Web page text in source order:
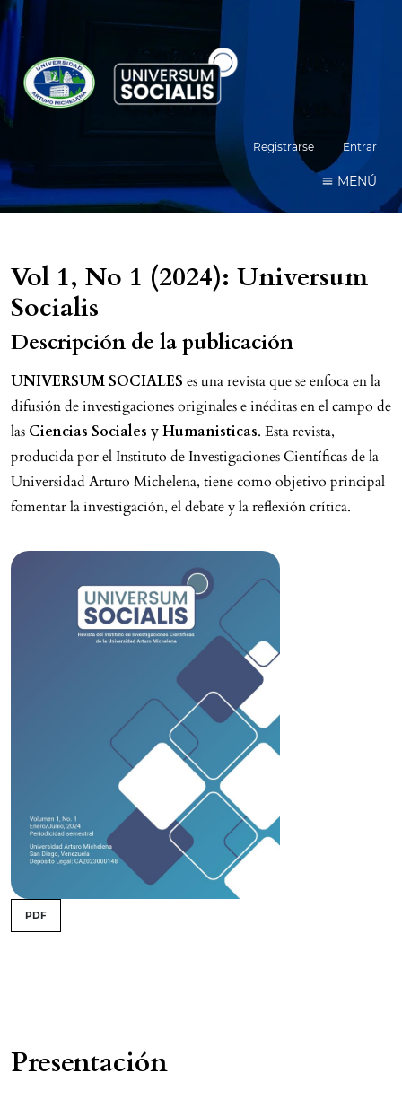
Registrarse Entrar
MENÚ
Vol 1, No 1 (2024): Universum
Socialis
Descripción de la publicación
UNIVERSUM SOCIALES es una revista que se enfoca en la
difusión de investigaciones originales e inéditas en el campo de
las Ciencias Sociales y Humanisticas. Esta revista,
producida por el Instituto de Investigaciones Científicas de la
Universidad Arturo Michelena, tiene como objetivo principal
fomentar la investigación, el debate y la reflexión crítica.
issue.tableOfContents6a760e499ad02
PDF
Presentación